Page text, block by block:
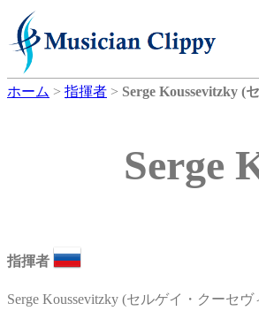
ホーム > 指揮者 > Serge Koussevitzky (
Serge
指揮者
Serge Koussevitzky (セルゲイ・クーセ